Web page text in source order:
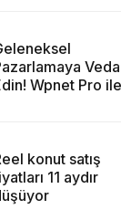
Veda
Wpnet Pro ile
konut satış
11 aydır